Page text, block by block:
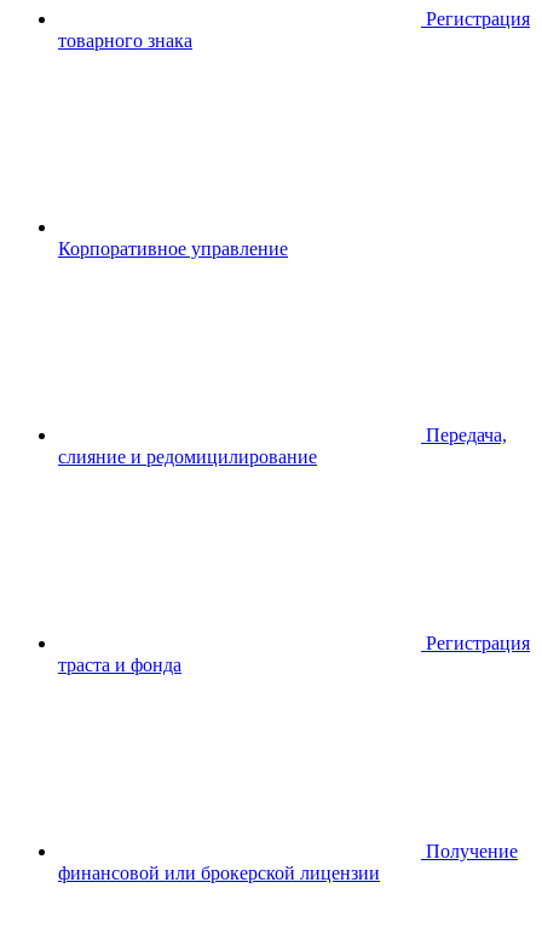
Регистрация
товарного знака
Корпоративное управление
Передача,
слияние и редомицилирование
Регистрация
траста и фонда
Получение
финансовой или брокерской лицензии